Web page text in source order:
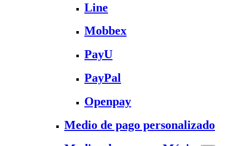
Line
Mobbex
PayU
PayPal
Openpay
Medio de pago personalizado